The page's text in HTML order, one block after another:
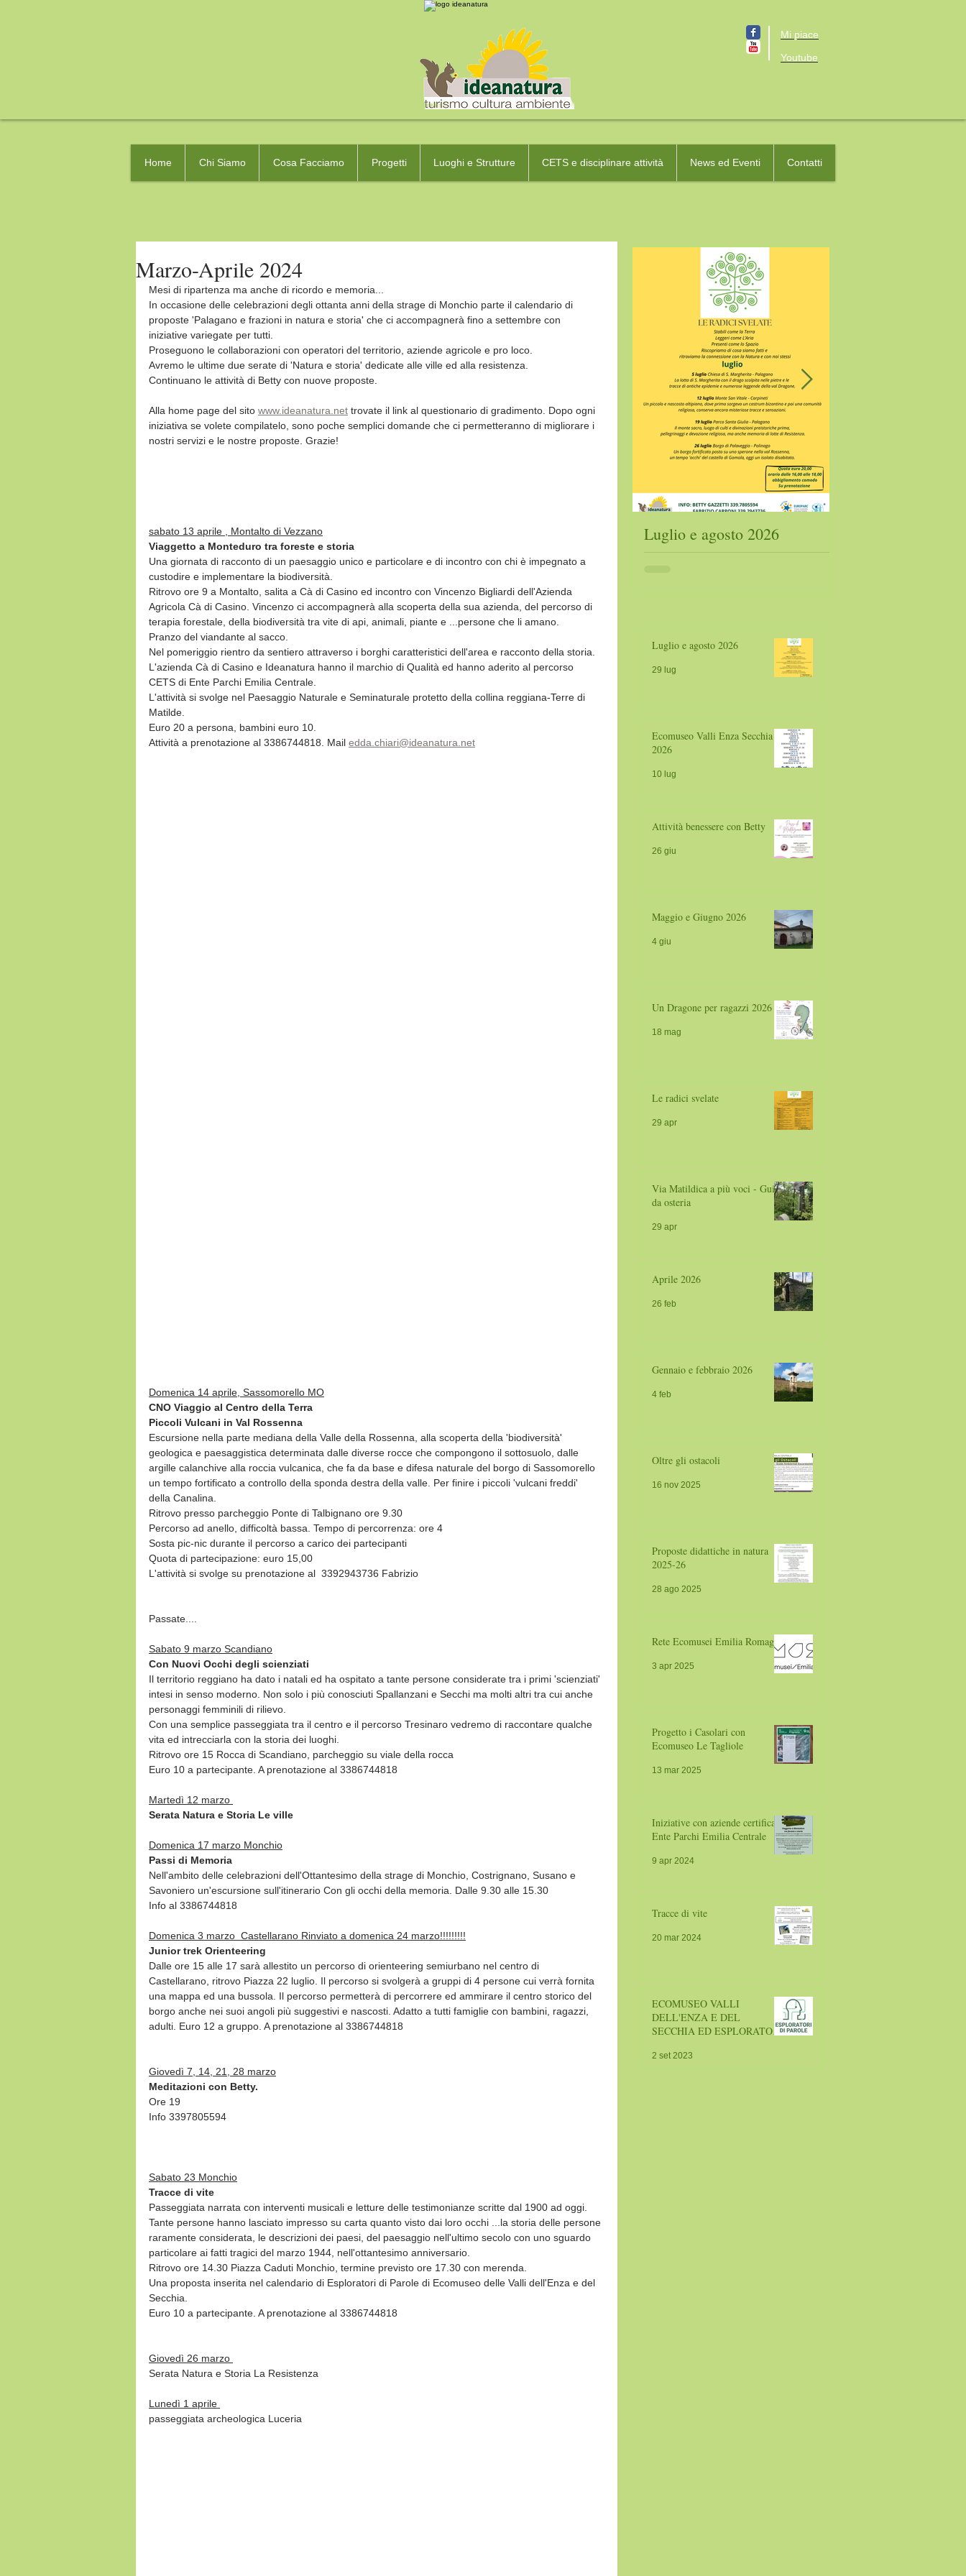
Mi piace
Youtube
Home Chi Siamo Cosa Facciamo Progetti Luoghi e Strutture CETS e disciplinare attività News ed Eventi Contatti
Marzo-Aprile 2024
Mesi di ripartenza ma anche di ricordo e memoria...
In occasione delle celebrazioni degli ottanta anni della strage di Monchio parte il calendario di
proposte 'Palagano e frazioni in natura e storia' che ci accompagnerà fino a settembre con
iniziative variegate per tutti.
Proseguono le collaborazioni con operatori del territorio, aziende agricole e pro loco.
Avremo le ultime due serate di 'Natura e storia' dedicate alle ville ed alla resistenza.
Continuano le attività di Betty con nuove proposte.
Alla home page del sito www.ideanatura.net trovate il link al questionario di gradimento. Dopo ogni
iniziativa se volete compilatelo, sono poche semplici domande che ci permetteranno di migliorare i
nostri servizi e le nostre proposte. Grazie!
sabato 13 aprile , Montalto di Vezzano
Viaggetto a Monteduro tra foreste e storia
Una giornata di racconto di un paesaggio unico e particolare e di incontro con chi è impegnato a
custodire e implementare la biodiversità.
Ritrovo ore 9 a Montalto, salita a Cà di Casino ed incontro con Vincenzo Bigliardi dell'Azienda
Agricola Cà di Casino. Vincenzo ci accompagnerà alla scoperta della sua azienda, del percorso di
terapia forestale, della biodiversità tra vite di api, animali, piante e ...persone che li amano.
Pranzo del viandante al sacco.
Nel pomeriggio rientro da sentiero attraverso i borghi caratteristici dell'area e racconto della storia.
L'azienda Cà di Casino e Ideanatura hanno il marchio di Qualità ed hanno aderito al percorso
CETS di Ente Parchi Emilia Centrale.
L'attività si svolge nel Paesaggio Naturale e Seminaturale protetto della collina reggiana-Terre di
Matilde.
Euro 20 a persona, bambini euro 10.
Attività a prenotazione al 3386744818. Mail edda.chiari@ideanatura.net
Domenica 14 aprile, Sassomorello MO
CNO Viaggio al Centro della Terra
Piccoli Vulcani in Val Rossenna
Escursione nella parte mediana della Valle della Rossenna, alla scoperta della 'biodiversità'
geologica e paesaggistica determinata dalle diverse rocce che compongono il sottosuolo, dalle
argille calanchive alla roccia vulcanica, che fa da base e difesa naturale del borgo di Sassomorello
un tempo fortificato a controllo della sponda destra della valle. Per finire i piccoli 'vulcani freddi'
della Canalina.
Ritrovo presso parcheggio Ponte di Talbignano ore 9.30
Percorso ad anello, difficoltà bassa. Tempo di percorrenza: ore 4
Sosta pic-nic durante il percorso a carico dei partecipanti
Quota di partecipazione: euro 15,00
L'attività si svolge su prenotazione al  3392943736 Fabrizio
Passate....
Sabato 9 marzo Scandiano
Con Nuovi Occhi degli scienziati
Il territorio reggiano ha dato i natali ed ha ospitato a tante persone considerate tra i primi 'scienziati'
intesi in senso moderno. Non solo i più conosciuti Spallanzani e Secchi ma molti altri tra cui anche
personaggi femminili di rilievo.
Con una semplice passeggiata tra il centro e il percorso Tresinaro vedremo di raccontare qualche
vita ed intrecciarla con la storia dei luoghi.
Ritrovo ore 15 Rocca di Scandiano, parcheggio su viale della rocca
Euro 10 a partecipante. A prenotazione al 3386744818
Martedì 12 marzo
Serata Natura e Storia Le ville
Domenica 17 marzo Monchio
Passi di Memoria
Nell'ambito delle celebrazioni dell'Ottantesimo della strage di Monchio, Costrignano, Susano e
Savoniero un'escursione sull'itinerario Con gli occhi della memoria. Dalle 9.30 alle 15.30
Info al 3386744818
Domenica 3 marzo  Castellarano Rinviato a domenica 24 marzo!!!!!!!!!
Junior trek Orienteering
Dalle ore 15 alle 17 sarà allestito un percorso di orienteering semiurbano nel centro di
Castellarano, ritrovo Piazza 22 luglio. Il percorso si svolgerà a gruppi di 4 persone cui verrà fornita
una mappa ed una bussola. Il percorso permetterà di percorrere ed ammirare il centro storico del
borgo anche nei suoi angoli più suggestivi e nascosti. Adatto a tutti famiglie con bambini, ragazzi,
adulti. Euro 12 a gruppo. A prenotazione al 3386744818
Giovedì 7, 14, 21, 28 marzo
Meditazioni con Betty.
Ore 19
Info 3397805594
Sabato 23 Monchio
Tracce di vite
Passeggiata narrata con interventi musicali e letture delle testimonianze scritte dal 1900 ad oggi.
Tante persone hanno lasciato impresso su carta quanto visto dai loro occhi ...la storia delle persone
raramente considerata, le descrizioni dei paesi, del paesaggio nell'ultimo secolo con uno sguardo
particolare ai fatti tragici del marzo 1944, nell'ottantesimo anniversario.
Ritrovo ore 14.30 Piazza Caduti Monchio, termine previsto ore 17.30 con merenda.
Una proposta inserita nel calendario di Esploratori di Parole di Ecomuseo delle Valli dell'Enza e del
Secchia.
Euro 10 a partecipante. A prenotazione al 3386744818
Giovedì 26 marzo
Serata Natura e Storia La Resistenza
Lunedì 1 aprile
passeggiata archeologica Luceria
Luglio e agosto 2026
Luglio e agosto 2026
29 lug
Ecomuseo Valli Enza Secchia
2026
10 lug
Attività benessere con Betty
26 giu
Maggio e Giugno 2026
4 giu
Un Dragone per ragazzi 2026
18 mag
Le radici svelate
29 apr
Via Matildica a più voci - Guide
da osteria
29 apr
Aprile 2026
26 feb
Gennaio e febbraio 2026
4 feb
Oltre gli ostacoli
16 nov 2025
Proposte didattiche in natura
2025-26
28 ago 2025
Rete Ecomusei Emilia Romagna
3 apr 2025
Progetto i Casolari con
Ecomuseo Le Tagliole
13 mar 2025
Iniziative con aziende certificate
Ente Parchi Emilia Centrale
9 apr 2024
Tracce di vite
20 mar 2024
ECOMUSEO VALLI
DELL'ENZA E DEL
SECCHIA ED ESPLORATORI
2 set 2023